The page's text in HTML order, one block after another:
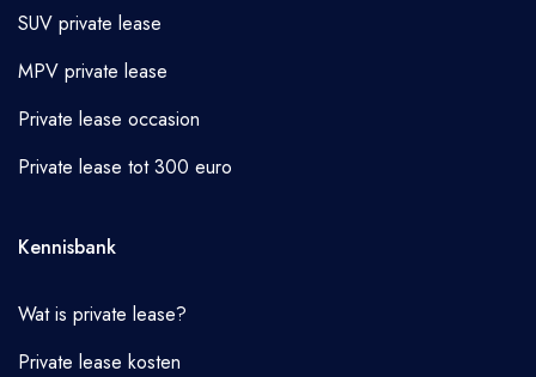
SUV private lease
MPV private lease
Private lease occasion
Private lease tot 300 euro
Kennisbank
Wat is private lease?
Private lease kosten